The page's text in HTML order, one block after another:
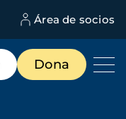
Área de socios
Dona